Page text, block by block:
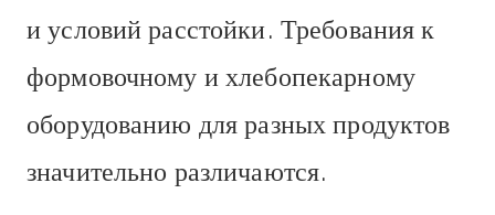
и условий расстойки. Требования к
формовочному и хлебопекарному
оборудованию для разных продуктов
значительно различаются.